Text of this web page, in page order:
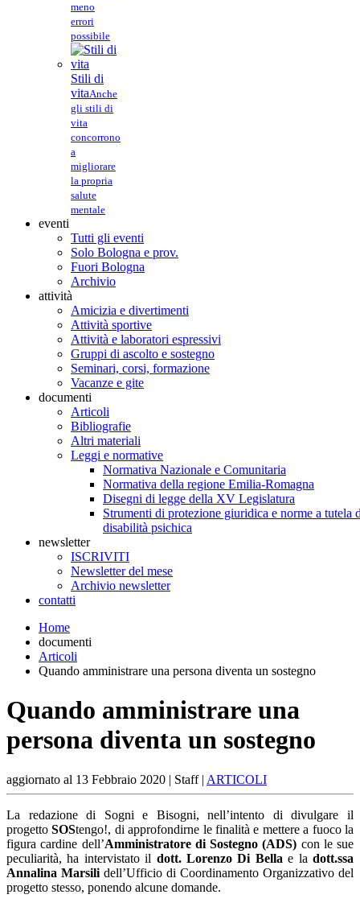
meno
errori
possibile
Stili di
vitaAnche
gli stili di
vita
concorrono
a
migliorare
la propria
salute
mentale
eventi
Tutti gli eventi
Solo Bologna e prov.
Fuori Bologna
Archivio
attività
Amicizia e divertimenti
Attività sportive
Attività e laboratori espressivi
Gruppi di ascolto e sostegno
Seminari, corsi, formazione
Vacanze e gite
documenti
Articoli
Bibliografie
Altri materiali
Leggi e normative
Normativa Nazionale e Comunitaria
Normativa della regione Emilia-Romagna
Disegni di legge della XV Legislatura
Strumenti di protezione giuridica e norme a tutela
disabilità psichica
newsletter
ISCRIVITI
Newsletter del mese
Archivio newsletter
contatti
Home
documenti
Articoli
Quando amministrare una persona diventa un sostegno
Quando amministrare una
persona diventa un sostegno
aggiornato al 13 Febbraio 2020 | Staff | ARTICOLI
La redazione di Sogni e Bisogni, nell’intento di divulgare il
progettoSOStengo!, di approfondirne le finalità e mettere a fuoco la
figura cardine dell’Amministratore di Sostegno (ADS) con le sue
peculiarità, ha intervistato il dott. Lorenzo Di Bella e ladott.ssa
Annalina Marsili dell’Ufficio di Coordinamento Organizzativo del
progetto stesso, ponendo alcune domande.